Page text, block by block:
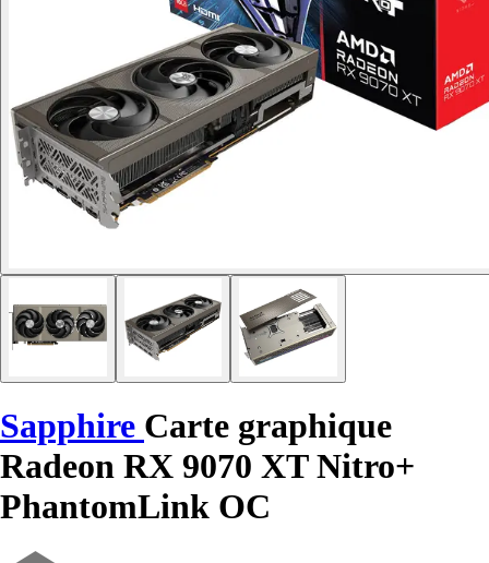
Sapphire Carte graphique
Radeon RX 9070 XT Nitro+
PhantomLink OC